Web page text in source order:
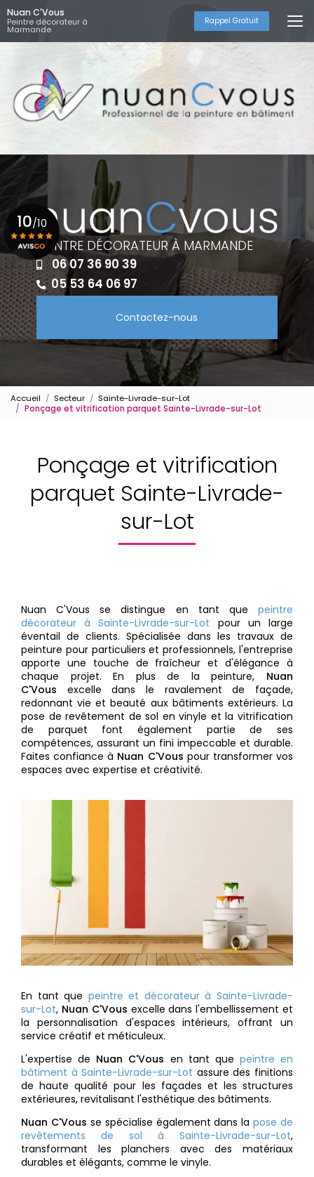
Aller
au
contenu
principal
Nuan C'Vous
Peintre décorateur à
Marmande
Rappel Gratuit
PEINTRE DÉCORATEUR À MARMANDE
06 07 36 90 39
05 53 64 06 97
Contactez-nous
10/10
Voir le certificat
Accueil Secteur
Sainte-Livrade-sur-Lot
Ponçage et vitrification parquet Sainte-Livrade-sur-Lot
Ponçage et vitrification
parquet Sainte-Livrade-
sur-Lot
Nuan C'Vous se distingue en tant que peintre
décorateur à Sainte-Livrade-sur-Lot pour un large
éventail de clients. Spécialisée dans les travaux de
peinture pour particuliers et professionnels, l'entreprise
apporte une touche de fraîcheur et d'élégance à
chaque projet. En plus de la peinture, Nuan
C'Vous excelle dans le ravalement de façade,
redonnant vie et beauté aux bâtiments extérieurs. La
pose de revêtement de sol en vinyle et la vitrification
de parquet font également partie de ses
compétences, assurant un fini impeccable et durable.
Faites confiance à Nuan C'Vous pour transformer vos
espaces avec expertise et créativité.
En tant que peintre et décorateur à Sainte-Livrade-
sur-Lot, Nuan C'Vous excelle dans l'embellissement et
la personnalisation d'espaces intérieurs, offrant un
service créatif et méticuleux.
L'expertise de Nuan C'Vous en tant que peintre en
bâtiment à Sainte-Livrade-sur-Lot assure des finitions
de haute qualité pour les façades et les structures
extérieures, revitalisant l'esthétique des bâtiments.
Nuan C'Vous se spécialise également dans lapose de
revêtements de sol à Sainte-Livrade-sur-Lot,
transformant les planchers avec des matériaux
durables et élégants, comme le vinyle.